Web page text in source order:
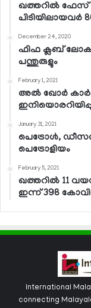
ഖത്തറില്‍ ഫേസ്
പിടിയിലായവര്‍
December 24, 2020
ഫിഫ ക്ലബ്
പന്തുരുളും
February 1, 2021
അല്‍ ഖോര്‍
January 31, 2021
പെട്രോള്‍,
പെട്രോളിയം
February 5, 2021
ഖത്തറില്‍ 11
ഇന്ന് 398
International
connecting